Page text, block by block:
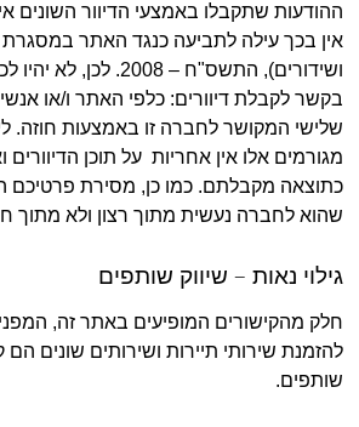
ההודעות שתקבלו באמצעי הדיוור השונים
אין בכך עילה לתביעה כנגד האתר
ושידורים), התשס"ח –
בקשר לקבלת דיוורים: כלפי האתר ו/או
שלישי המקושר לחברה זו באמצעות חוזה.
מגורמים אלו אין אחריות על תוכן הדיוורים
כתוצאה מקבלתם. כמו כן, מסירת פרטיכם
שהוא לחברה נעשית מתוך רצון ולא מתוך
גילוי נאות – שיווק שותפים
חלק מהקישורים המופיעים באתר זה,
להזמנת שירותי תיירות ושירותים שונים הם
שותפים.